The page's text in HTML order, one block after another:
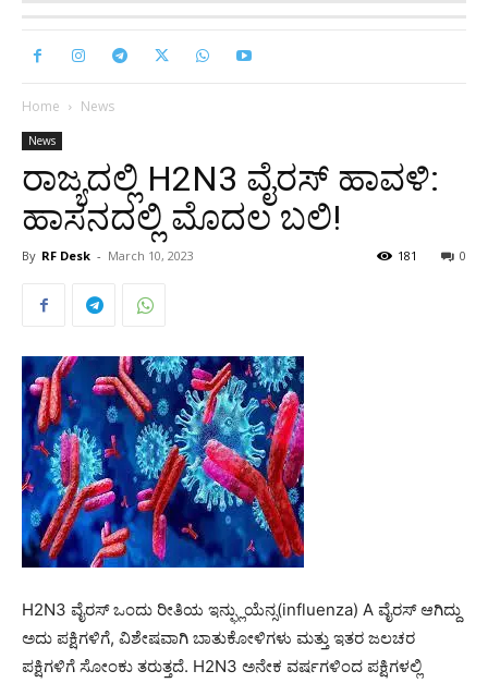
Home News
News
ರಾಜ್ಯದಲ್ಲಿ H2N3 ವೈರಸ್ ಹಾವಳಿ:
ಹಾಸನದಲ್ಲಿ ಮೊದಲ ಬಲಿ!
By RF Desk - March 10, 2023 0
181
H2N3 ವೈರಸ್ ಒಂದು ರೀತಿಯ ಇನ್ಫ್ಲುಯೆನ್ಸ(influenza) A ವೈರಸ್ ಆಗಿದ್ದು
ಅದು ಪಕ್ಷಿಗಳಿಗೆ, ವಿಶೇಷವಾಗಿ ಬಾತುಕೋಳಿಗಳು ಮತ್ತು ಇತರ ಜಲಚರ
ಪಕ್ಷಿಗಳಿಗೆ ಸೋಂಕು ತರುತ್ತದೆ. H2N3 ಅನೇಕ ವರ್ಷಗಳಿಂದ ಪಕ್ಷಿಗಳಲ್ಲಿ